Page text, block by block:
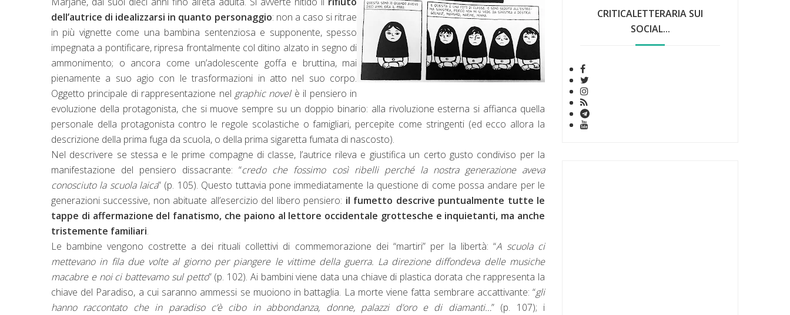
dell’autrice di idealizzarsi in quanto personaggio: non a caso si ritrae
in più vignette come una bambina sentenziosa e supponente, spesso
impegnata a pontificare, ripresa frontalmente col ditino alzato in segno di
ammonimento; o ancora come un’adolescente goffa e bruttina, mai
pienamente a suo agio con le trasformazioni in atto nel suo corpo.
Oggetto principale di rappresentazione nel graphic novelè il pensiero in
evoluzione della protagonista, che si muove sempre su un doppio binario: alla rivoluzione esterna si affianca quella
personale della protagonista contro le regole scolastiche o famigliari, percepite come stringenti (ed ecco allora la
descrizione della prima fuga da scuola, o della prima sigaretta fumata di nascosto).
Nel descrivere se stessa e le prime compagne di classe, l’autrice rileva e giustifica un certo gusto condiviso per la
manifestazione del pensiero dissacrante: “credo che fossimo così ribelli perché la nostra generazione aveva
conosciuto la scuola laica” (p. 105). Questo tuttavia pone immediatamente la questione di come possa andare per le
generazioni successive, non abituate all’esercizio del libero pensiero: il fumetto descrive puntualmente tutte le
tappe di affermazione del fanatismo, che paiono al lettore occidentale grottesche e inquietanti, ma anche
tristemente familiari.
Le bambine vengono costrette a dei rituali collettivi di commemorazione dei “martiri” per la libertà: “A scuola ci
mettevano in fila due volte al giorno per piangere le vittime della guerra. La direzione diffondeva delle musiche
macabre e noi ci battevamo sul petto” (p. 102). Ai bambini viene data una chiave di plastica dorata che rappresenta la
chiave del Paradiso, a cui saranno ammessi se muoiono in battaglia. La morte viene fatta sembrare accattivante: “gli
hanno raccontato che in paradiso c’è cibo in abbondanza, donne, palazzi d’oro e di diamanti…” (p. 107); i
CRITICALETTERARIA SUI
SOCIAL...